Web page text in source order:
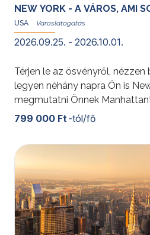
NEW YORK - A VÁROS, AMI
USA
2026.09.25. - 2026.10.01.
Térjen le az ösvényről, nézzen
legyen néhány napra Ön is
megmutatni Önnek
levegőből! Múzeum, piac és
felhőkarcolók és metró –
saját fényképei köszönnek
izgalmas programon, mely
talán legismertebb városának
További érdekességekért az
Államokról kattintson ide.
Az elhelyezés Superior/
799 000 Ft -tól/fő